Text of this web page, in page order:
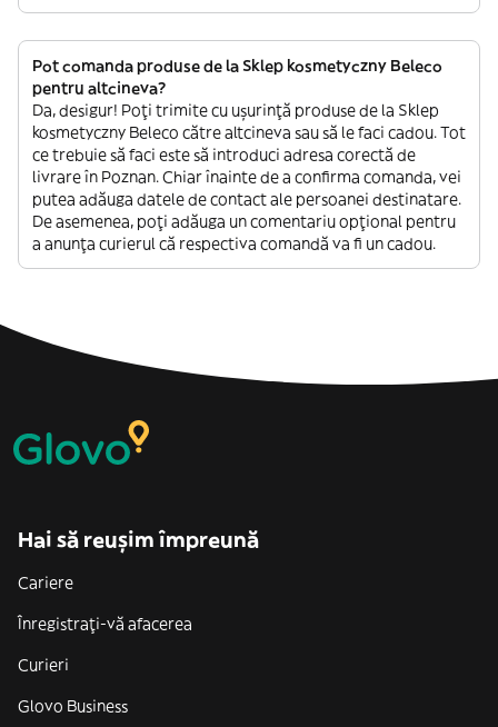
Pot comanda produse de la Sklep kosmetyczny Beleco
pentru altcineva?
Da, desigur! Poți trimite cu ușurință produse de la Sklep
kosmetyczny Beleco către altcineva sau să le faci cadou. Tot
ce trebuie să faci este să introduci adresa corectă de
livrare în Poznan. Chiar înainte de a confirma comanda, vei
putea adăuga datele de contact ale persoanei destinatare.
De asemenea, poți adăuga un comentariu opțional pentru
a anunța curierul că respectiva comandă va fi un cadou.
Hai să reușim împreună
Cariere
Înregistrați-vă afacerea
Curieri
Glovo Business